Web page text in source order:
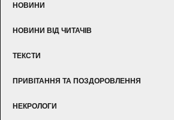
НОВИНИ
НОВИНИ ВІД ЧИТАЧІВ
ТЕКСТИ
ПРИВІТАННЯ ТА ПОЗДОРОВЛЕННЯ
НЕКРОЛОГИ